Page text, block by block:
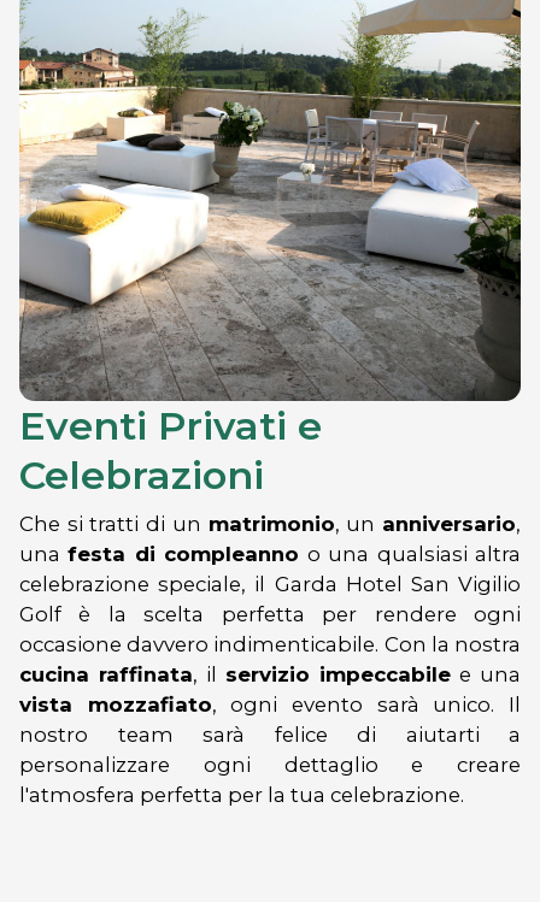
Eventi Privati e
Celebrazioni
Che si tratti di un matrimonio, un anniversario,
unafesta di compleanno o una qualsiasi altra
celebrazione speciale, il Garda Hotel San Vigilio
Golf è la scelta perfetta per rendere ogni
occasione davvero indimenticabile. Con la nostra
cucina raffinata, il servizio impeccabile e una
vista mozzafiato, ogni evento sarà unico. Il
nostro team sarà felice di aiutarti a
personalizzare ogni dettaglio e creare
l'atmosfera perfetta per la tua celebrazione.